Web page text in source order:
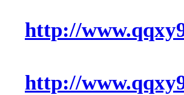
http://
http://